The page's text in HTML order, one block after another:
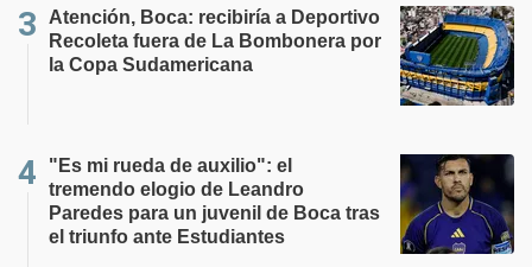
Atención, Boca: recibiría a Deportivo
Recoleta fuera de La Bombonera por
la Copa Sudamericana
"Es mi rueda de auxilio": el
tremendo elogio de Leandro
Paredes para un juvenil de Boca tras
el triunfo ante Estudiantes